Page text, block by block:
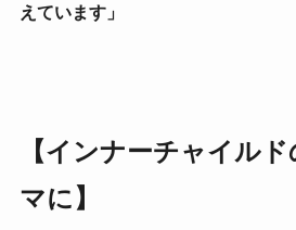
えています」
【インナーチャイル
マに】